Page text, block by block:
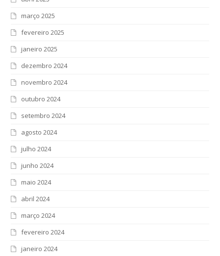
março 2025
fevereiro 2025
janeiro 2025
dezembro 2024
novembro 2024
outubro 2024
setembro 2024
agosto 2024
julho 2024
junho 2024
maio 2024
abril 2024
março 2024
fevereiro 2024
janeiro 2024